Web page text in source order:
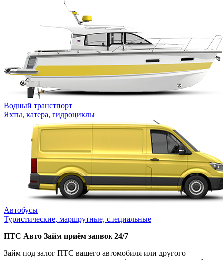
Водный транстпорт
Яхты, катера, гидроциклы
Автобусы
Туристические, маршрутные, специальные
ПТС Авто Займ приём заявок 24/7
Займ под залог ПТС вашего автомобиля или другого